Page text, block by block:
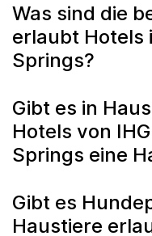
Was sind die
erlaubt Hotels
Springs?
Gibt es in
Hotels von
Springs eine
Gibt es
Haustiere